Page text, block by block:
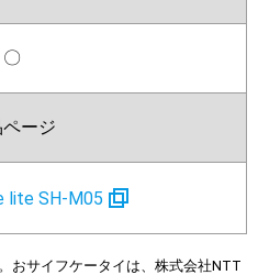
〇
ージ
lite SH-M05
おサイフケータイは、株式会社NTT